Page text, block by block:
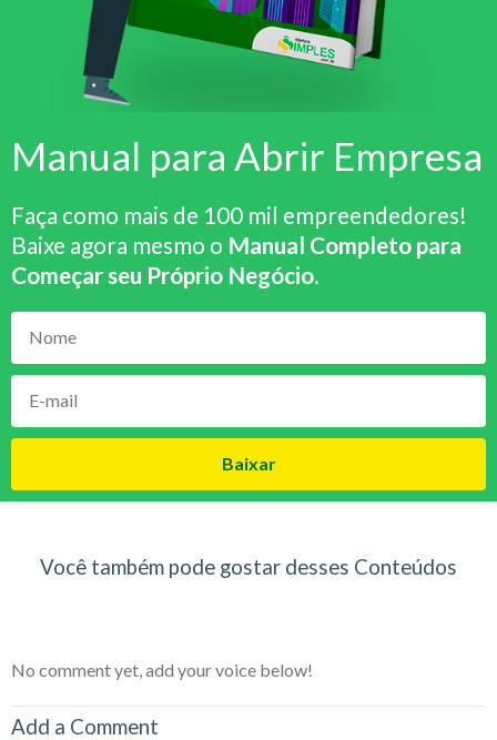
Manual para Abrir Empresa
Faça como mais de 100 mil empreendedores!
Baixe agora mesmo o Manual Completo para
Começar seu Próprio Negócio.
Baixar
Você também pode gostar desses Conteúdos
No comment yet, add your voice below!
Add a Comment